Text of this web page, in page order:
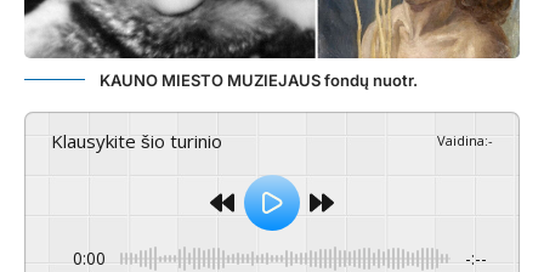
KAUNO MIESTO MUZIEJAUS fondų nuotr.
Klausykite šio turinio Vaidina:-
0:00 -:--